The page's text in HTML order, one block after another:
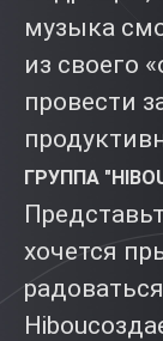
музыка
из своего
провести
ГРУППА
хочется